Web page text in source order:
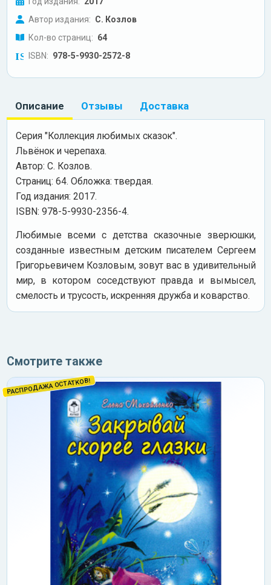
Автор издания: С. Козлов
Кол-во страниц: 64
ISBN: 978-5-9930-2572-8
Описание Отзывы Доставка
Серия "Коллекция любимых сказок".
Львёнок и черепаха.
Автор: С. Козлов.
Страниц: 64. Обложка: твердая.
Год издания: 2017.
ISBN: 978-5-9930-2356-4.
Любимые всеми с детства сказочные зверюшки,
созданные известным детским писателем Сергеем
Григорьевичем Козловым, зовут вас в удивительный
мир, в котором соседствуют правда и вымысел,
смелость и трусость, искренняя дружба и коварство.
Смотрите также
РАСПРОДАЖА ОСТАТКОВ!